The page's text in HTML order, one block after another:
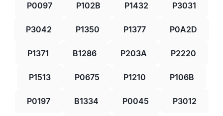
P0097 P102B P1432 P3031
P3042 P1350 P1377 P0A2D
P1371 B1286 P203A P2220
P1513 P0675 P1210 P106B
P0197 B1334 P0045 P3012